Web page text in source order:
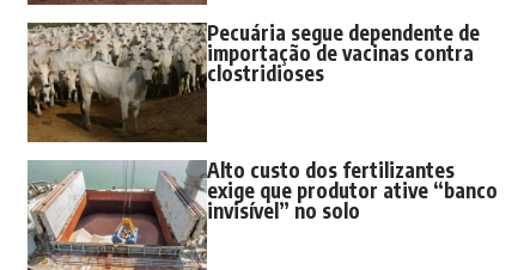
Pecuária segue dependente de
importação de vacinas contra
clostridioses
Alto custo dos fertilizantes
exige que produtor ative “banco
invisível” no solo